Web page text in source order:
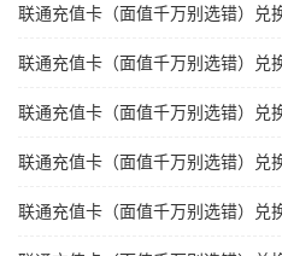
联通充值卡（面值千万别选错）兑
联通充值卡（面值千万别选错）兑
联通充值卡（面值千万别选错）兑
联通充值卡（面值千万别选错）兑
联通充值卡（面值千万别选错）兑